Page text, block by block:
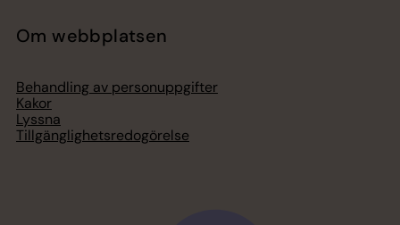
Om webbplatsen
Behandling av personuppgifter
Kakor
Lyssna
Tillgänglighetsredogörelse